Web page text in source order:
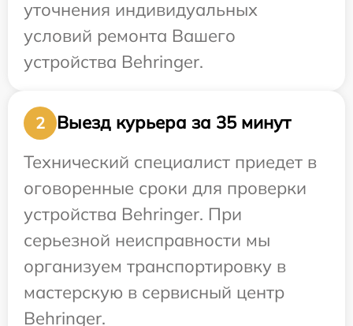
уточнения индивидуальных
условий ремонта Вашего
устройства Behringer.
2
Выезд курьера за 35 минут
Технический специалист приедет в
оговоренные сроки для проверки
устройства Behringer. При
серьезной неисправности мы
организуем транспортировку в
мастерскую в сервисный центр
Behringer.